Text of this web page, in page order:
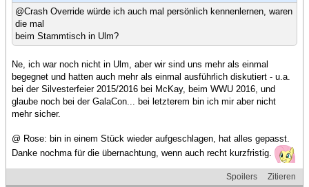
@Crash Override würde ich auch mal persönlich kennenlernen, waren
die mal
beim Stammtisch in Ulm?
Ne, ich war noch nicht in Ulm, aber wir sind uns mehr als einmal
begegnet und hatten auch mehr als einmal ausführlich diskutiert - u.a.
bei der Silvesterfeier 2015/2016 bei McKay, beim WWU 2016, und
glaube noch bei der GalaCon... bei letzterem bin ich mir aber nicht
mehr sicher.
@ Rose: bin in einem Stück wieder aufgeschlagen, hat alles gepasst.
Danke nochma für die übernachtung, wenn auch recht kurzfristig.
Spoilers
Zitieren